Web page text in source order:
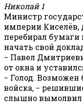
Николай 1
Министр
империи
перебирал бумаги
начать свой
− Павел
от окна и
− Голод. Возможен
войска, −
слышно